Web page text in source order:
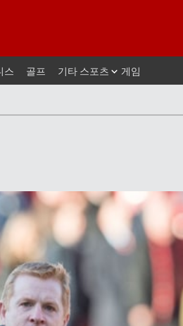
스 골프 기타 스포츠 게임